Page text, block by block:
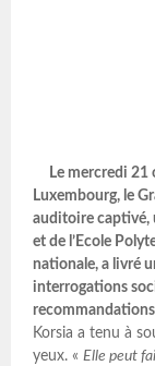
Le mercredi 21
Luxembourg, le
auditoire captivé,
et de l’Ecole
nationale, a livré
interrogations
Korsia a tenu à
yeux. « Elle peut